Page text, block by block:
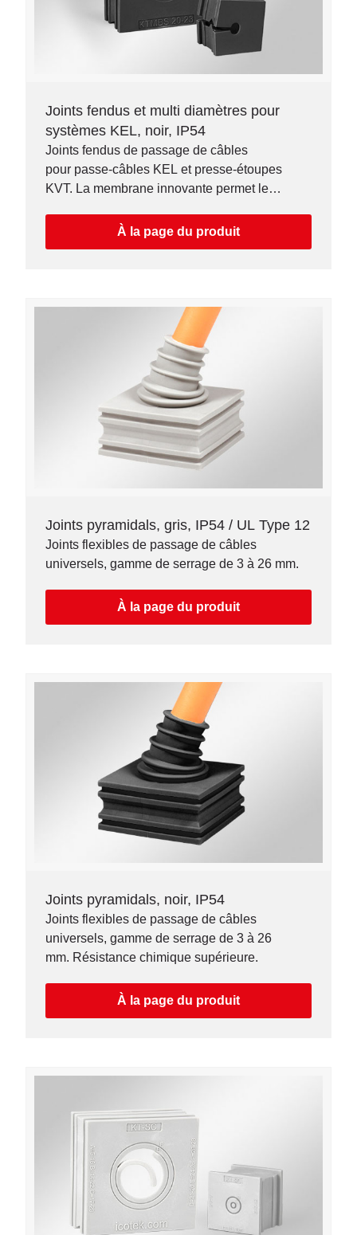
Joints fendus et multi diamètres pour
systèmes KEL, noir, IP54
Joints fendus de passage de câbles
pour passe-câbles KEL et presse-étoupes
KVT. La membrane innovante permet le
jusqu'à 3 mm.À la page du produit
Joints pyramidals, gris, IP54 / UL Type 12
Joints flexibles de passage de câbles
universels, gamme de serrage de 3 à 26 mm.
À la page du produit
Joints pyramidals, noir, IP54
Joints flexibles de passage de câbles
universels, gamme de serrage de 3 à 26
mm. Résistance chimique supérieure.
À la page du produit